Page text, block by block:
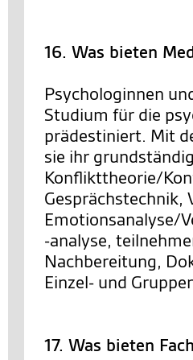
16. Was bieten
Psychologinnen
Studium für die
prädestiniert. Mit
sie ihr
Konflikttheorie/
Gesprächstechnik,
Emotionsanalyse/
-analyse,
Nachbereitung,
Einzel- und
17. Was bieten